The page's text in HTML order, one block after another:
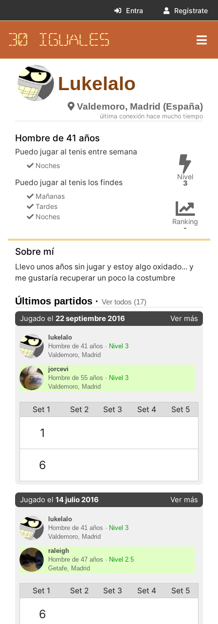
Entra Regístrate
30 IGUALES
Lukelalo
Valdemoro, Madrid (España)
última conexión hace mucho tiempo
Hombre de 41 años
Puedo jugar al tenis entre semana
Noches
Puedo jugar al tenis los findes
Mañanas
Tardes
Noches
Nivel
3
Ranking
-
Sobre mí
Llevo unos años sin jugar y estoy algo oxidado... y
me gustaría recuperar un poco la costumbre
Últimos partidos ·Ver todos (17)
Jugado el 22 septiembre 2016 Ver más
lukelalo
Hombre de 41 años · Nivel 3
Valdemoro, Madrid
jorcevi
Hombre de 55 años · Nivel 3
Valdemoro, Madrid
Set 1 Set 2 Set 3 Set 4 Set 5
1
6
Jugado el14 julio 2016 Ver más
lukelalo
Hombre de 41 años · Nivel 3
Valdemoro, Madrid
raleigh
Hombre de 47 años · Nivel 2.5
Getafe, Madrid
Set 1 Set 2 Set 3 Set 4 Set 5
6